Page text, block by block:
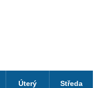
Úterý Středa